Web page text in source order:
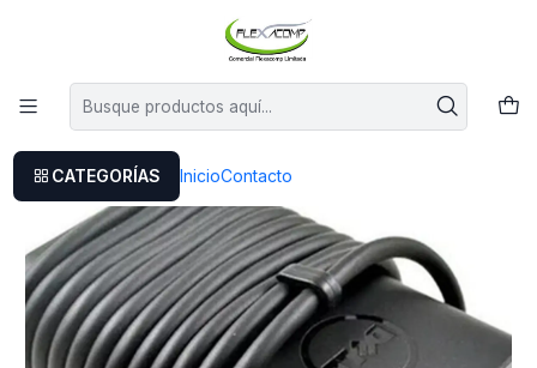
CATEGORÍAS InicioContacto
Este es el texto del slide